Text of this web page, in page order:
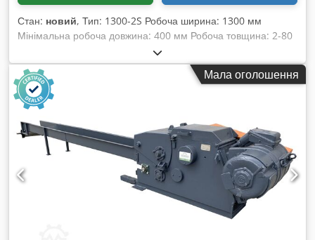
Стан: новий, Тип: 1300-2S Робоча ширина: 1300 мм
Мінімальна робоча довжина: 400 мм Робоча товщина: 2-80
мм Швидкість шліфувального валу – частотне регулювання
Швидкість подачі: 5-20 м/хв Загальна потужність двигунів:
6,27 кВт Транспортні розміри: 1700x2100x1400 мм Cjdpfx
Asm Dr Rgsd Seha Вага: 1200 кг Ціна: 6100 євро (EXW
Йонава, Литва)
Мала оголошення